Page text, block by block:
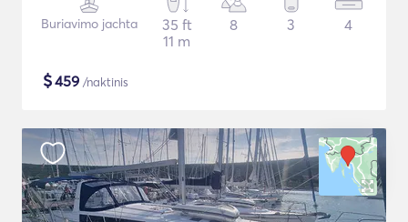
Buriavimo jachta
35 ft
11 m
8 3 4
$459 /naktinis